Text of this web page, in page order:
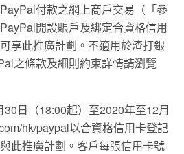
PayPal付款之網上商戶交易（「參
PayPal開設賬戶及綁定合資格信用
享此推廣計劃。不適用於渣打銀
之條款及細則約束詳情請瀏覽
30日（18:00起）至2020年至12月
hk/paypal以合資格信用卡登記
此推廣計劃。客戶每張信用卡號